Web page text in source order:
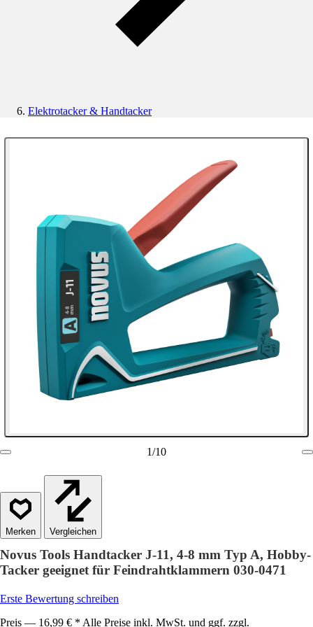
Elektrotacker & Handtacker
1/10
Vergleichen
Novus Tools Handtacker J-11, 4-8 mm Typ A, Hobby-
Tacker geeignet für Feindrahtklammern 030-0471
Erste Bewertung schreiben
Preis — 16,99 € * Alle Preise inkl. MwSt. und ggf. zzgl.